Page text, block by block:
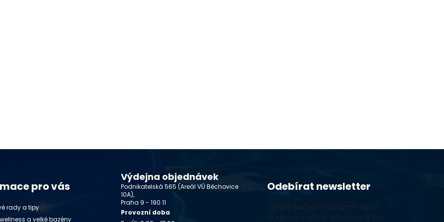
pro vás
rady a tipy
a velké bazény
Výdejna objednávek
Podnikatelská 565 (Areál VÚ Běchovice
10A),
Praha 9 - 190 11
Provozní doba
Odebírat newsletter
Vložte svůj e-mail a my vám
budeme zasílat informace o